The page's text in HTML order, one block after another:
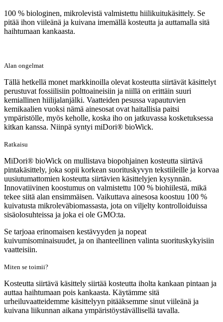
100 % biologinen, mikrolevistä valmistettu hiilikuitukäsittely. Se
pitää ihon viileänä ja kuivana imemällä kosteutta ja auttamalla sitä
haihtumaan kankaasta.
Alan ongelmat
Tällä hetkellä monet markkinoilla olevat kosteutta siirtävät käsittelyt
perustuvat fossiilisiin polttoaineisiin ja niillä on erittäin suuri
kemiallinen hiilijalanjälki. Vaatteiden pesussa vapautuvien
kemikaalien vuoksi nämä ainesosat ovat haitallisia paitsi
ympäristölle, myös keholle, koska iho on jatkuvassa kosketuksessa
kitkan kanssa. Niinpä syntyi miDori® bioWick.
Ratkaisu
MiDori® bioWick on mullistava biopohjainen kosteutta siirtävä
pintakäsittely, joka sopii korkean suorituskyvyn tekstiileille ja korvaa
uusiutumattomien kosteutta siirtävien käsittelyjen kysynnän.
Innovatiivinen koostumus on valmistettu 100 % biohiilestä, mikä
tekee siitä alan ensimmäisen. Vaikuttava ainesosa koostuu 100 %
kuivatusta mikroleväbiomassasta, jota on viljelty kontrolloiduissa
sisäolosuhteissa ja joka ei ole GMO:ta.
Se tarjoaa erinomaisen kestävyyden ja nopeat
kuivumisominaisuudet, ja on ihanteellinen valinta suorituskykyisiin
vaatteisiin.
Miten se toimii?
Kosteutta siirtävä käsittely siirtää kosteutta iholta kankaan pintaan ja
auttaa haihtumaan pois kankaasta. Käytämme sitä
urheiluvaatteidemme käsittelyyn pitääksemme sinut viileänä ja
kuivana liikunnan aikana ympäristöystävällisellä tavalla.